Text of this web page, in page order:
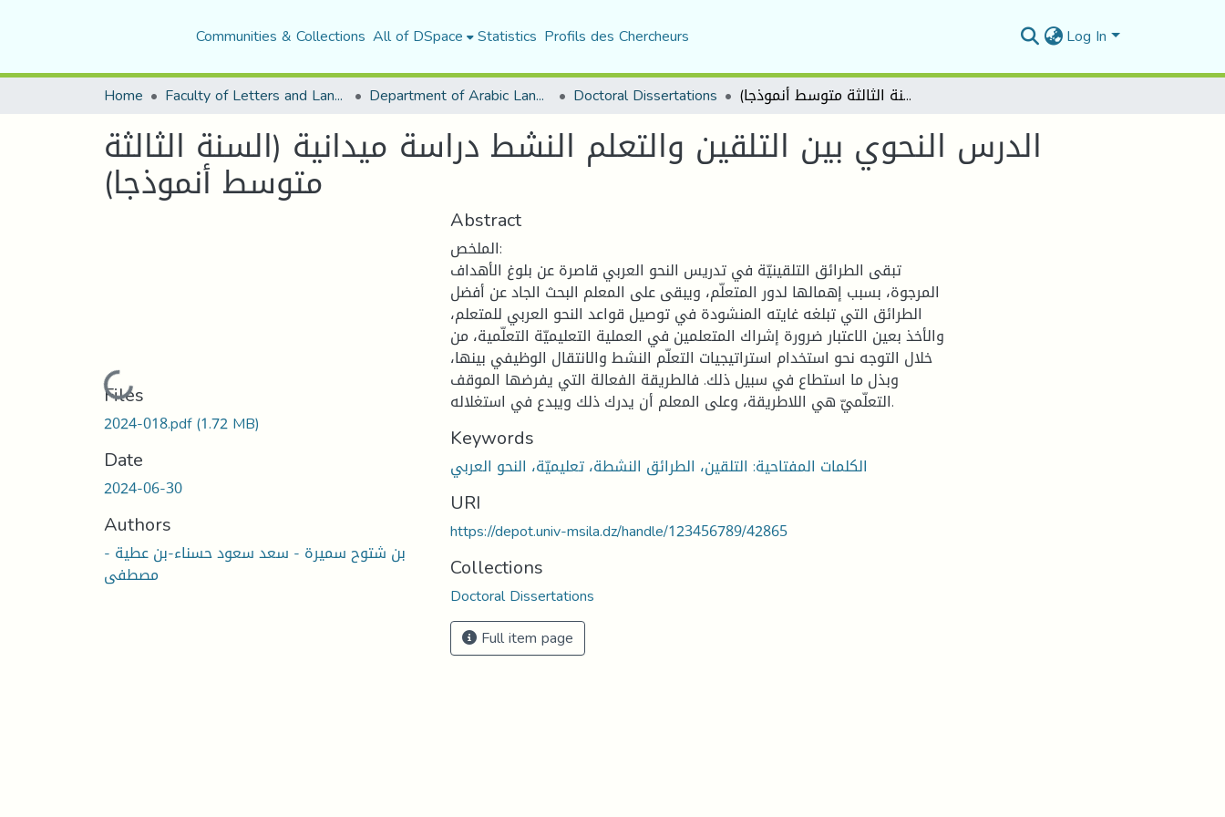
Communities & Collections All of DSpace Statistics Profils des Chercheurs Log In
Home Faculty of Letters and Languages Department of Arabic Language and Literature Doctoral Dissertations الدرس النحوي بين التلقين والتعلم النشط دراسة ميدانية (السنة الثالثة متوسط أنموذجا)
الدرس النحوي بين التلقين والتعلم النشط دراسة ميدانية (السنة الثالثة
متوسط أنموذجا)
Loading...
Files
2024-018.pdf(1.72 MB)
Date
2024-06-30
Authors
- بن شتوح سميرة - سعد سعود حسناء-بن عطية
مصطفى
Abstract
الملخص:
تبقى الطرائق التلقينيّة في تدريس النحو العربي قاصرة عن بلوغ الأهداف
المرجوة، بسبب إهمالها لدور المتعلّم، ويبقى على المعلم البحث الجاد عن أفضل
الطرائق التي تبلغه غايته المنشودة في توصيل قواعد النحو العربي للمتعلم،
والأخذ بعين الاعتبار ضرورة إشراك المتعلمين في العملية التعليميّة التعلّمية، من
خلال التوجه نحو استخدام استراتيجيات التعلّم النشط والانتقال الوظيفي بينها،
وبذل ما استطاع في سبيل ذلك. فالطريقة الفعالة التي يفرضها الموقف
التعلّميّ هي اللاطريقة، وعلى المعلم أن يدرك ذلك ويبدع في استغلاله.
Keywords
الكلمات المفتاحية: التلقين، الطرائق النشطة، تعليميّة، النحو العربي
URI
https://depot.univ-msila.dz/handle/123456789/42865
Collections
Doctoral Dissertations
Full item page